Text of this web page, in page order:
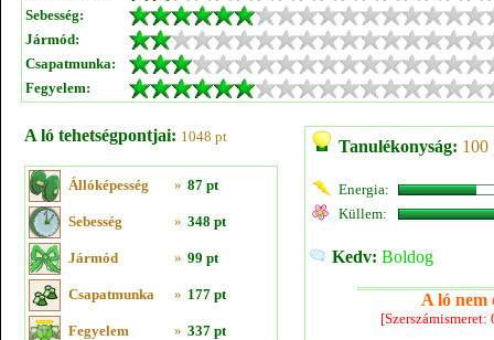
Sebesség:
Jármód:
Csapatmunka:
Fegyelem:
A ló tehetségpontjai: 1048 pt
Állóképesség » 87 pt
Sebesség » 348 pt
Jármód » 99 pt
Csapatmunka » 177 pt
Fegyelem » 337 pt
Tanulékonyság: 100
Energia:
Küllem:
Kedv: Boldog
A ló nem